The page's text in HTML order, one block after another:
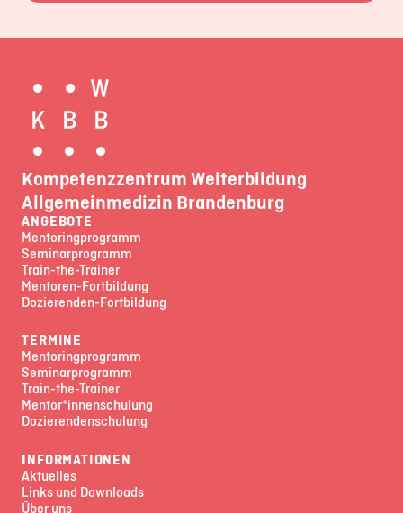
Kompetenzzentrum Weiterbildung
Allgemeinmedizin Brandenburg
ANGEBOTE
Mentoringprogramm
Seminarprogramm
Train-the-Trainer
Mentoren-Fortbildung
Dozierenden-Fortbildung
TERMINE
Mentoringprogramm
Seminarprogramm
Train-the-Trainer
Mentor*innenschulung
Dozierendenschulung
INFORMATIONEN
Aktuelles
Links und Downloads
Über uns